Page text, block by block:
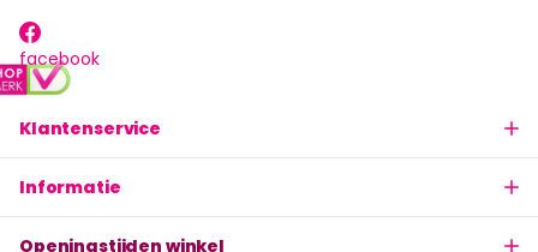
Klantenservice
Informatie
Openingstijden winkel
facebook